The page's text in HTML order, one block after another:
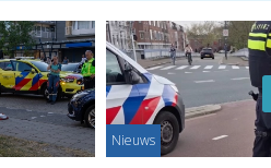
Nieuws